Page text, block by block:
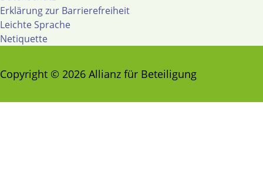
Erklärung zur Barrierefreiheit
Leichte Sprache
Netiquette
Copyright © 2026 Allianz für Beteiligung